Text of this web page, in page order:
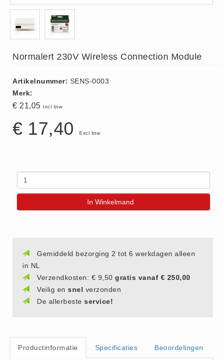
Betalingsmogelijkheden
Klachten
Privacy
Verzending
Algemene Voorwaarden
Winkel
ACTIE
AED binnen - buiten kasten (11)
AED elektroden (18)
AED tassen (14)
Beademings materialen (6)
Normalert 230V Wireless Connection Module
Artikelnummer: SENS-0003
Merk:
€ 21,05 Incl btw
€ 17,40 Excl btw
In Winkelmand
Gemiddeld bezorging 2 tot 6 werkdagen alleen
in NL
Verzendkosten: € 9,50 gratis vanaf € 250,00
Veilig en snel verzonden
De allerbeste service!
Productinformatie Specificaties Beoordelingen